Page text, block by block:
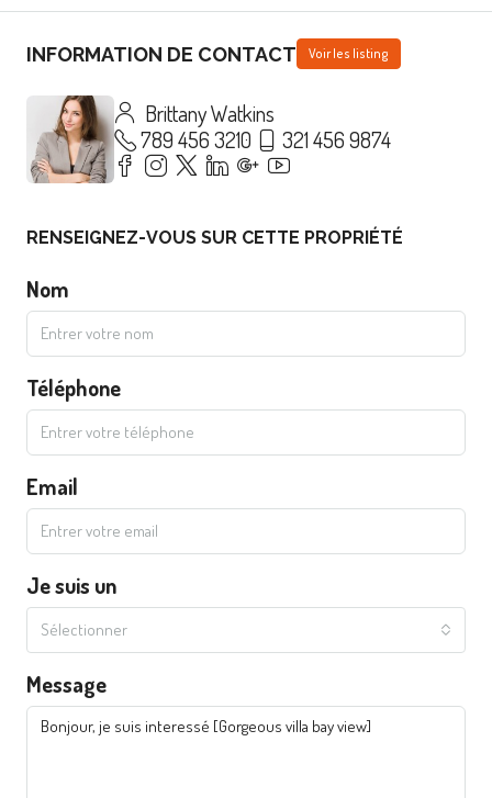
INFORMATION DE CONTACT Voir les listing
Brittany Watkins
789 456 3210
321 456 9874
RENSEIGNEZ-VOUS SUR CETTE PROPRIÉTÉ
Nom
Téléphone
Email
Je suis un
Sélectionner
Message